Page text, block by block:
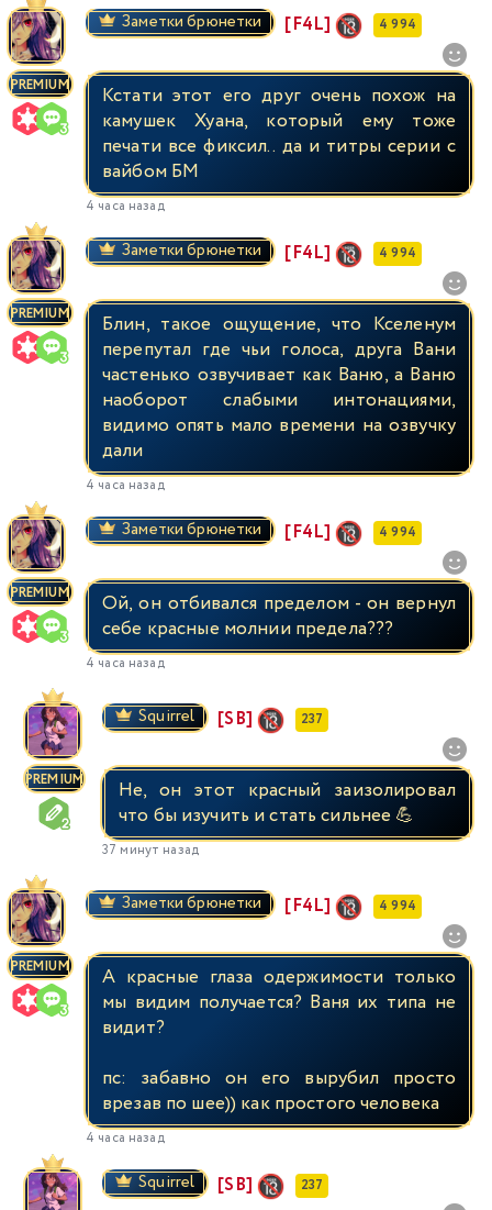
PREMIUM
Заметки брюнетки [F4L] 4 994
Кстати этот его друг очень похож на
камушек Хуана, который ему тоже
печати все фиксил.. да и титры серии с
вайбом БМ
4 часа назад
PREMIUM
Заметки брюнетки [F4L] 4 994
Блин, такое ощущение, что Кселенум
перепутал где чьи голоса, друга Вани
частенько озвучивает как Ваню, а Ваню
наоборот слабыми интонациями,
видимо опять мало времени на озвучку
дали
4 часа назад
PREMIUM
Заметки брюнетки [F4L] 4 994
Ой, он отбивался пределом - он вернул
себе красные молнии предела???
4 часа назад
PREMIUM
Squirrel [SB] 237
Не, он этот красный заизолировал
что бы изучить и стать сильнее 💪
37 минут назад
PREMIUM
Заметки брюнетки [F4L] 4 994
А красные глаза одержимости только
мы видим получается? Ваня их типа не
видит?
пс: забавно он его вырубил просто
врезав по шее)) как простого человека
4 часа назад
Squirrel [SB] 237